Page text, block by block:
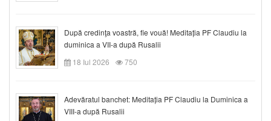
După credinţa voastră, fie vouă! Meditația PF Claudiu la
duminica a VII-a după Rusalii
18 Iul 2026
750
Adevăratul banchet: Meditația PF Claudiu la Duminica a
VIII-a după Rusalii